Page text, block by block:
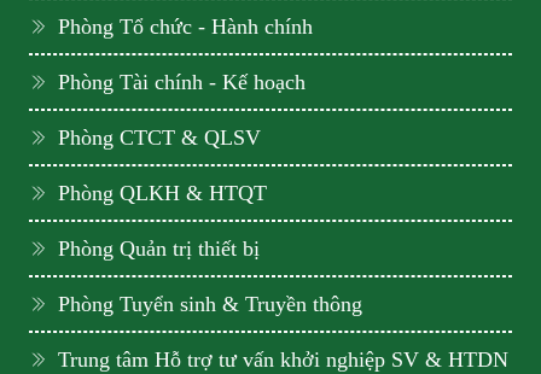
Phòng Tổ chức - Hành chính
Phòng Tài chính - Kế hoạch
Phòng CTCT & QLSV
Phòng QLKH & HTQT
Phòng Quản trị thiết bị
Phòng Tuyển sinh & Truyền thông
Trung tâm Hỗ trợ tư vấn khởi nghiệp SV & HTDN